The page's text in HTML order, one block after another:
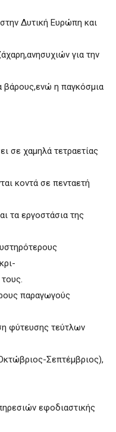
Δυτική Ευρώπη και
για την
βάρους,ενώ η παγκόσμια
σε χαμηλά τετραετίας
κοντά σε πενταετή
τα εργοστάσια της
παραγωγούς
φύτευσης τεύτλων
Σεπτέμβριος),
εφοδιαστικής